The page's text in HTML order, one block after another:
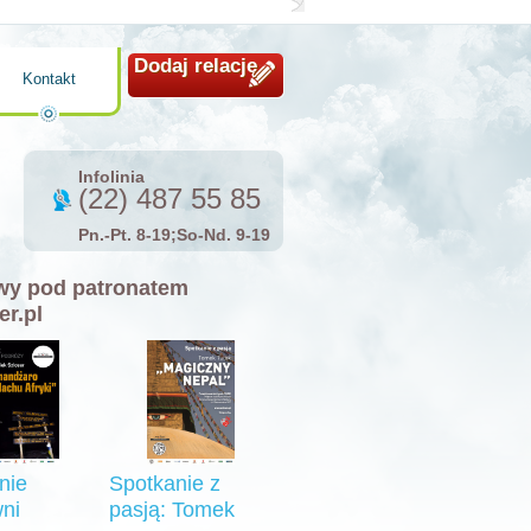
Dodaj relację
Kontakt
Infolinia
(22) 487 55 85
Pn.-Pt. 8-19;So-Nd. 9-19
pod patronatem
Spotkanie z
pasją: Tomek